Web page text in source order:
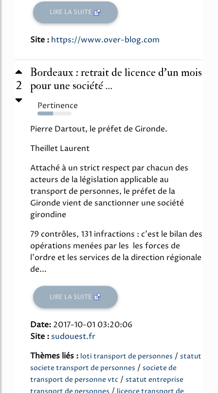
LIRE LA SUITE
Site : https://www.over-blog.com
2
Bordeaux : retrait de licence d’un mois
pour une société ...
Pertinence
45%
Pierre Dartout, le préfet de Gironde.
Theillet Laurent
Attaché à un strict respect par chacun des
acteurs de la législation applicable au
transport de personnes, le préfet de la
Gironde vient de sanctionner une société
girondine
79 contrôles, 131 infractions : c'est le bilan des
opérations menées par les les forces de
l'ordre et les services de la direction régionale
de...
LIRE LA SUITE
Date: 2017-10-01 03:20:06
Site : sudouest.fr
Thèmes liés : loti transport de personnes / statut
societe transport de personnes / societe de
transport de personne vtc / statut entreprise